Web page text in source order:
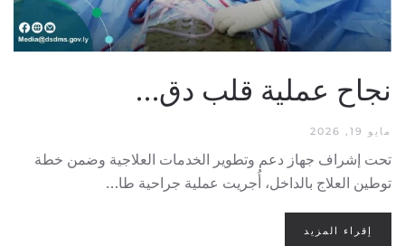
نجاح عملية قلب دق…
مايو 19, 2026
تحت إشراف جهاز دعم وتطوير الخدمات العلاجية وضمن خطة
توطين العلاج بالداخل، أُجريت عملية جراحية طا…
إقراء المزيد